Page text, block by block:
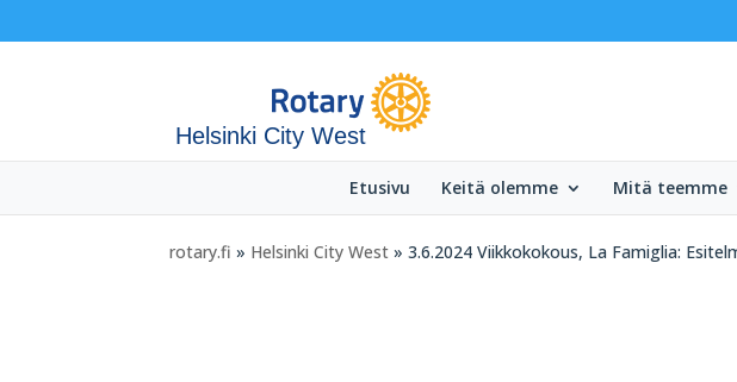
Helsinki City West
Etusivu Keitä olemme Mitä teemme
rotary.fi » Helsinki City West » 3.6.2024 Viikkokokous, La Famiglia: